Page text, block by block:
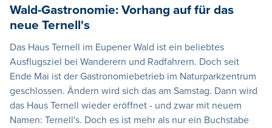
Wald-Gastronomie: Vorhang auf für das
neue Ternell's
Das Haus Ternell im Eupener Wald ist ein beliebtes
Ausflugsziel bei Wanderern und Radfahrern. Doch seit
Ende Mai ist der Gastronomiebetrieb im Naturparkzentrum
geschlossen. Ändern wird sich das am Samstag. Dann wird
das Haus Ternell wieder eröffnet - und zwar mit neuem
Namen: Ternell's. Doch es ist mehr als nur ein Buchstabe